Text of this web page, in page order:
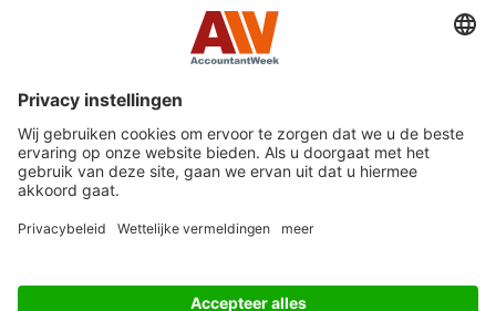
Werken bij ons
Privacy Statement
Algemene Voorwaarden
Privacyinstellingen